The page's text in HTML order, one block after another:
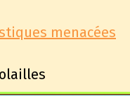
menacées